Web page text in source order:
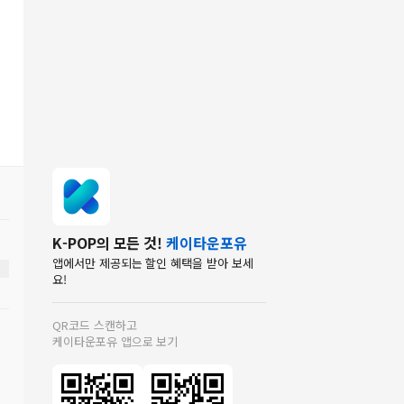
K-POP의 모든 것! 케이타운포유
앱에서만 제공되는 할인 혜택을 받아 보세
요!
QR코드 스캔하고
케이타운포유 앱으로 보기